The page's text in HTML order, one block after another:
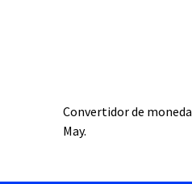
Convertidor de moneda
May.